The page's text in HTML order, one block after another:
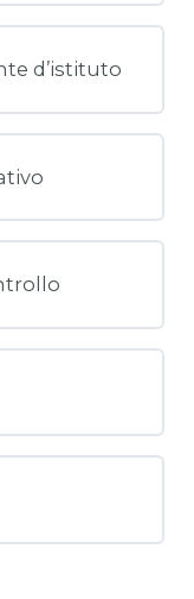
d’istituto